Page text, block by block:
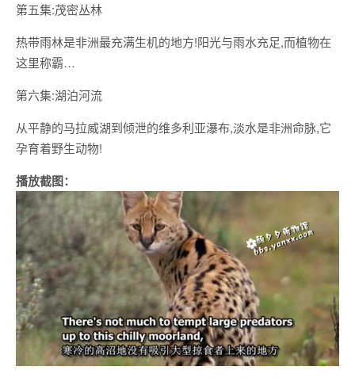
第五集:茂密丛林
热带雨林是非洲最充满生机的地方!阳光与雨水充足,而植物在
这里称霸…
第六集:湖泊河流
从平静的马拉威湖到倾泄的维多利亚瀑布,淡水是非洲命脉,它
孕育着野生动物!
播放截图：